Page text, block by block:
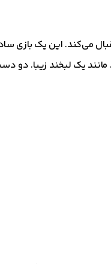
می‌کند. این یک
یک لبخند زیبا. دو